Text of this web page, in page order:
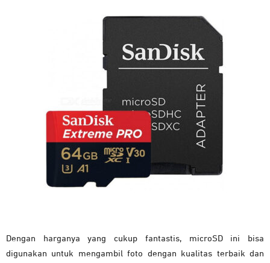
Dengan harganya yang cukup fantastis, microSD ini bisa
digunakan untuk mengambil foto dengan kualitas terbaik dan